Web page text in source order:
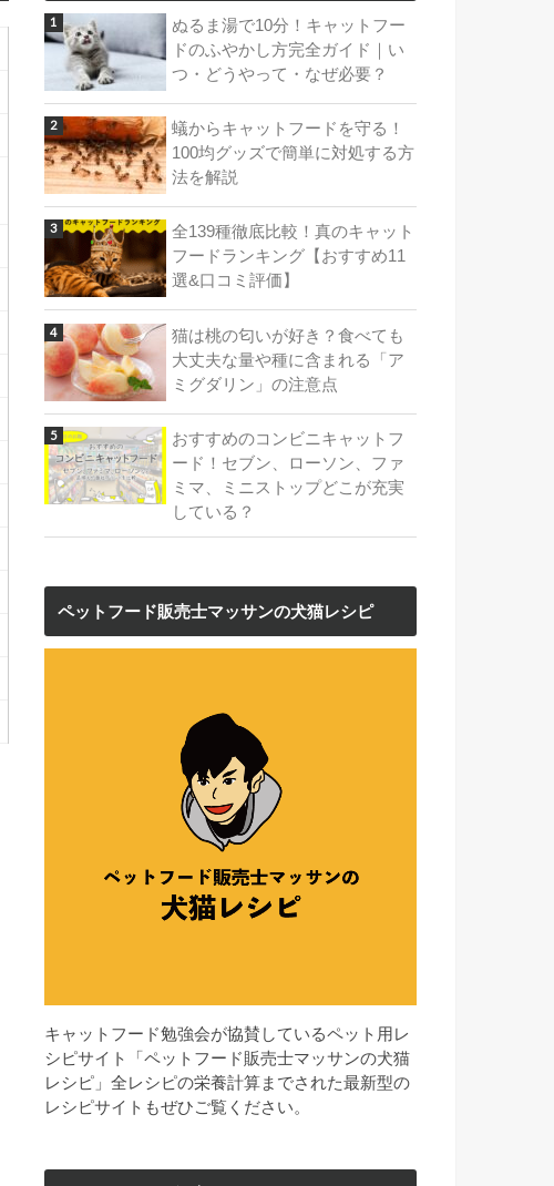
ぬるま湯で10分！キャットフー
ドのふやかし方完全ガイド｜い
つ・どうやって・なぜ必要？
蟻からキャットフードを守る！
100均グッズで簡単に対処する方
法を解説
全139種徹底比較！真のキャット
フードランキング【おすすめ11
選&口コミ評価】
猫は桃の匂いが好き？食べても
大丈夫な量や種に含まれる「ア
ミグダリン」の注意点
おすすめのコンビニキャットフ
ード！セブン、ローソン、ファ
ミマ、ミニストップどこが充実
している？
ペットフード販売士マッサンの犬猫レシピ
キャットフード勉強会が協賛しているペット用レ
シピサイト「ペットフード販売士マッサンの犬猫
レシピ」全レシピの栄養計算までされた最新型の
レシピサイトもぜひご覧ください。